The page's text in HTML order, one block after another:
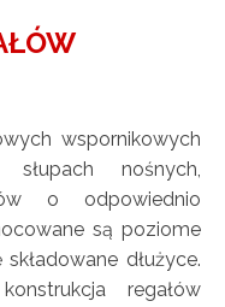
wspornikowych
nośnych,
o odpowiednio
są poziome
dłużyce.
regałów